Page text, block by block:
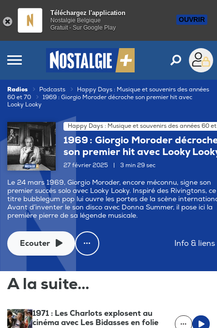
Téléchargez l'application
Nostalgie Belgique
Gratuit - Sur Google Play
OUVRIR
Radios Podcasts
Happy Days : Musique et souvenirs des années
60 et 70
1969 : Giorgio Moroder décroche son premier hit avec
Looky Looky
Happy Days : Musique et souvenirs des années 60
1969 : Giorgio Moroder
son premier hit avec Looky
27 février 2025 3 min 29 sec
Le 24 mars 1969, Giorgio Moroder, encore méconnu, signe son
premier succès solo avec Looky Looky. Inspiré des Rivingtons, ce
titre bubblegum pop lui ouvre les portes de la scène
Avant d’inventer le son disco avec Donna Summer, il pose ici la
première pierre de sa légende musicale.
Ecouter Info & liens
A la suite...
1971 : Les Charlots explosent au
cinéma avec Les Bidasses en folie